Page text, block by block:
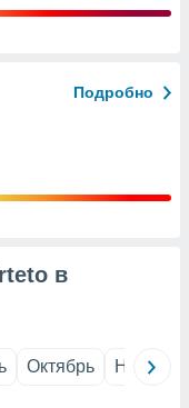
Подробно
в
Октябрь Ноябрь